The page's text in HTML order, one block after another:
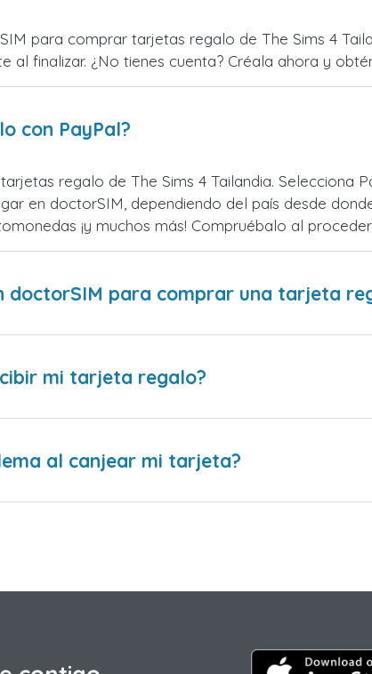
para comprar tarjetas regalo de The Sims 4
al finalizar. ¿No tienes cuenta? Créala ahora y
con PayPal?
regalo de The Sims 4 Tailandia. Selecciona
en doctorSIM, dependiendo del país desde
¡y muchos más! Compruébalo al
doctorSIM para comprar una tarjeta
mi tarjeta regalo?
al canjear mi tarjeta?